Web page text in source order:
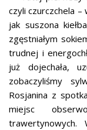
czyli czurczchela
jak suszona
zgęstniałym
trudnej i
już dojechała,
zobaczyliśmy
Rosjanina z
miejsc
trawertynowych.